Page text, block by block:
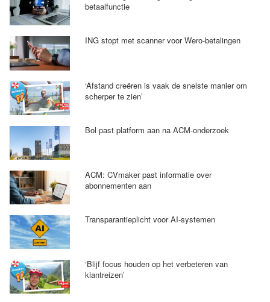
betaalfunctie
ING stopt met scanner voor Wero-betalingen
‘Afstand creëren is vaak de snelste manier om
scherper te zien’
Bol past platform aan na ACM-onderzoek
ACM: CVmaker past informatie over
abonnementen aan
Transparantieplicht voor AI-systemen
‘Blijf focus houden op het verbeteren van
klantreizen’